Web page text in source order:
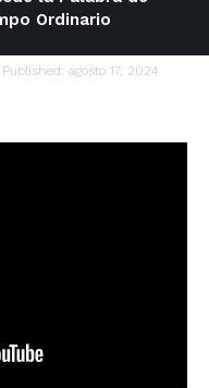
Ordinario
Published: agosto 17, 2024